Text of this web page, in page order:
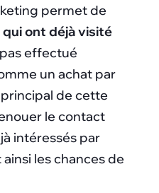
permet de
ont déjà visité
effectué
un achat par
principal de cette
le contact
intéressés par
les chances de